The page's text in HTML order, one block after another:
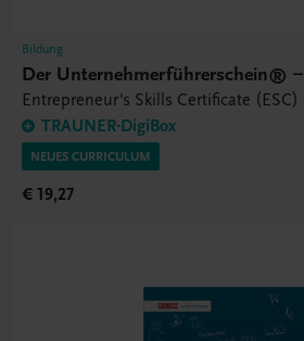
Bildung
Der Unternehmerführerschein®
Entrepreneur's Skills Certificate (ESC)
TRAUNER-DigiBox
NEUES CURRICULUM
€ 19,27